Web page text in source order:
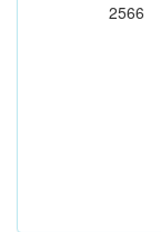
2566